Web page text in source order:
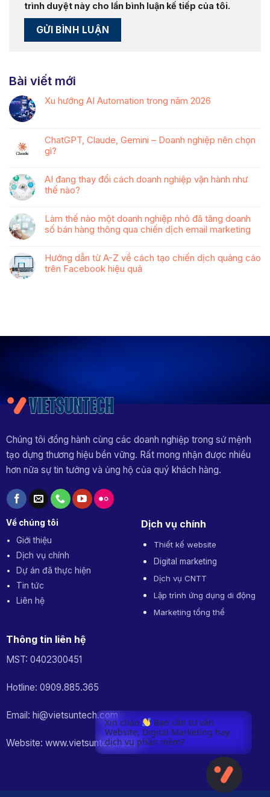
trình duyệt này cho lần bình luận kế tiếp của tôi.
Bài viết mới
Xu hướng AI Automation trong năm 2026
ChatGPT, Claude, Gemini – Doanh nghiệp nên chọn
gì?
AI đang thay đổi cách doanh nghiệp vận hành như
thế nào?
Làm thế nào một doanh nghiệp nhỏ đã tăng doanh
số bán hàng thông qua chiến dịch email marketing
Hướng dẫn từ A-Z về cách tạo chiến dịch quảng cáo
trên Facebook hiệu quả
Chúng tôi đồng hành cùng các doanh nghiệp trong sứ mệnh
tạo dựng thương hiệu bền vững. Rất mong nhận được nhiều
hơn nữa sự tin tưởng và ủng hộ của quý khách hàng.
Về chúng tôi
Giới thiệu
Dịch vụ chính
Dự án đã thực hiện
Tin tức
Liên hệ
Dịch vụ chính
Thiết kế website
Digital marketing
Dịch vụ CNTT
Lập trình ứng dụng di động
Marketing tổng thể
Thông tin liên hệ
MST: 0402300451
Hotline: 0909.885.365
Email: hi@vietsuntech.com
Website: www.vietsuntech.com
Xin chào
Bạn cần tư vấn
Website, Digital Marketing hay
dịch vụ phần mềm?